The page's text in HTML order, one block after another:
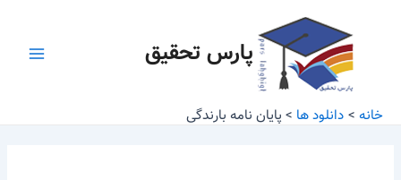
پارس تحقیق
خانه دانلود ها پایان نامه بارندگی